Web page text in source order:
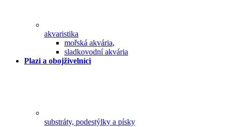
akvaristika
mořská akvária,
sladkovodní akvária
Plazi a obojživelníci
substráty, podestýlky a písky